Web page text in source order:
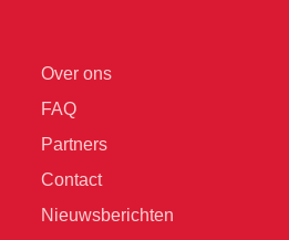
Over ons
FAQ
Partners
Contact
Nieuwsberichten